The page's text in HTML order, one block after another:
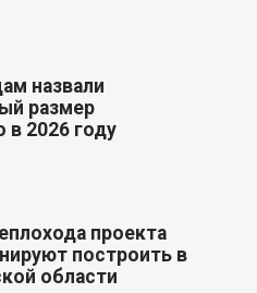
назвали
размер
в 2026 году
проекта
построить в
области